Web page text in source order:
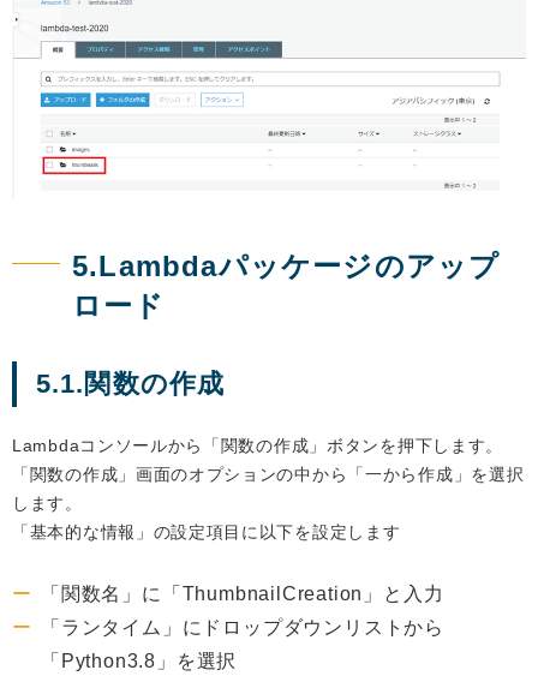
5.Lambdaパッケージのアップ
ロード
5.1.関数の作成
Lambdaコンソールから「関数の作成」ボタンを押下します。
「関数の作成」画面のオプションの中から「一から作成」を選択
します。
「基本的な情報」の設定項目に以下を設定します
「関数名」に「ThumbnailCreation」と入力
「ランタイム」にドロップダウンリストから
「Python3.8」を選択